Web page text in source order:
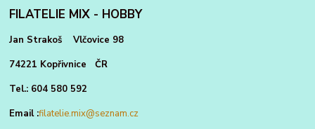
FILATELIE MIX - HOBBY
Jan Strakoš Vlčovice 98
74221 Kopřivnice ČR
Tel.: 604 580 592
Email :filatelie.mix@seznam.cz